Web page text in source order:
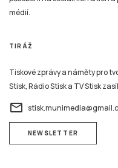
médií.
TIRÁŽ
Tiskové zprávy a náměty pro
Stisk, Rádio Stisk a TV Stisk
email
NEWSLETTER